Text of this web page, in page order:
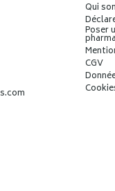
Qui
Poser
CGV